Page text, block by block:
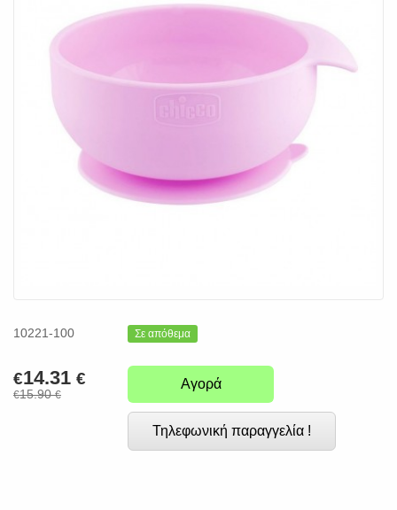
10221-100 Σε απόθεμα
€14.31 €
€15.90€
Αγορά
Τηλεφωνική παραγγελία !